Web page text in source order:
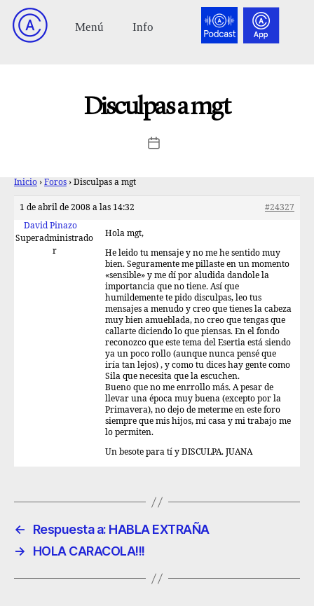
Disculpas a mgt
Inicio › Foros › Disculpas a mgt
1 de abril de 2008 a las 14:32
#24327
David Pinazo
Superadministrado
r
Hola mgt,
He leido tu mensaje y no me he sentido muy
bien. Seguramente me pillaste en un momento
«sensible» y me dí por aludida dandole la
importancia que no tiene. Así que
humildemente te pido disculpas, leo tus
mensajes a menudo y creo que tienes la cabeza
muy bien amueblada, no creo que tengas que
callarte diciendo lo que piensas. En el fondo
reconozco que este tema del Esertia está siendo
ya un poco rollo (aunque nunca pensé que
iría tan lejos) , y como tu dices hay gente como
Sila que necesita que la escuchen.
Bueno que no me enrrollo más. A pesar de
llevar una época muy buena (excepto por la
Primavera), no dejo de meterme en este foro
siempre que mis hijos, mi casa y mi trabajo me
lo permiten.
Un besote para tí y DISCULPA. JUANA
←
Respuesta a: HABLA EXTRAÑA
→
HOLA CARACOLA!!!